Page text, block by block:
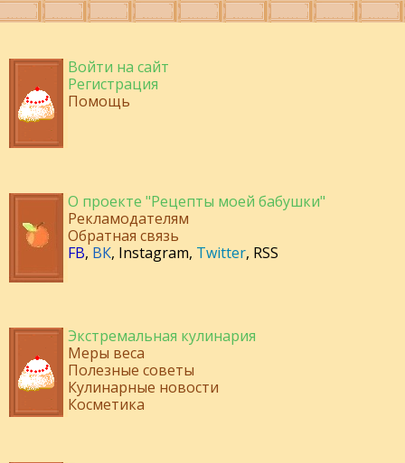
Войти на сайт
Регистрация
Помощь
О проекте "Рецепты моей бабушки"
Рекламодателям
Обратная связь
FB, ВК, Instagram, Twitter, RSS
Экстремальная кулинария
Меры веса
Полезные советы
Кулинарные новости
Косметика